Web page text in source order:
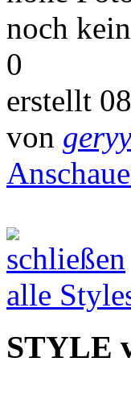
noch
0
erstellt
von
alle
STYLE